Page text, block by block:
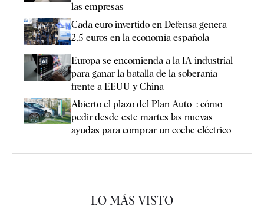
las empresas
Cada euro invertido en Defensa genera
2,5 euros en la economía española
Europa se encomienda a la IA industrial
para ganar la batalla de la soberanía
frente a EEUU y China
Abierto el plazo del Plan Auto+: cómo
pedir desde este martes las nuevas
ayudas para comprar un coche eléctrico
LO MÁS VISTO